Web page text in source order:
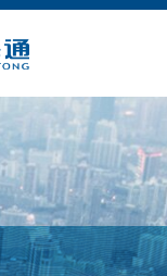
業務概覽